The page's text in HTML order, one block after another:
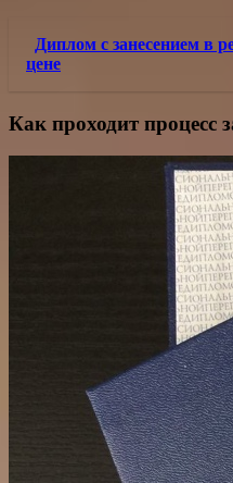
Диплом с занесением в
цене
Как проходит процесс